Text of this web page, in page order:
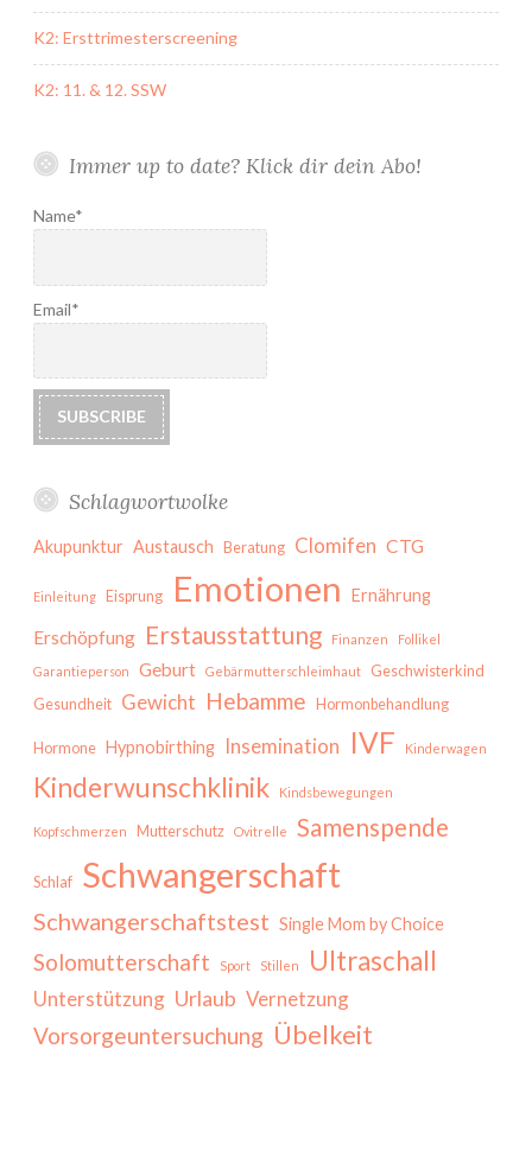
K2: Ersttrimesterscreening
K2: 11. & 12. SSW
Immer up to date? Klick dir dein Abo!
Name*
Email*
Schlagwortwolke
Akupunktur Austausch Beratung Clomifen CTG
Einleitung Eisprung Emotionen Ernährung
Erschöpfung Erstausstattung Finanzen Follikel
Garantieperson Geburt Gebärmutterschleimhaut
Geschwisterkind
Gesundheit Gewicht Hebamme Hormonbehandlung
Hormone Hypnobirthing Insemination IVF Kinderwagen
Kinderwunschklinik Kindsbewegungen
Kopfschmerzen Mutterschutz Ovitrelle Samenspende
Schlaf Schwangerschaft
Schwangerschaftstest Single Mom by Choice
Solomutterschaft Sport Stillen Ultraschall
Unterstützung Urlaub Vernetzung
Vorsorgeuntersuchung Übelkeit